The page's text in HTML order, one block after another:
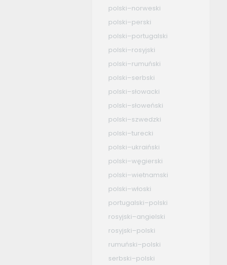
polski–norweski
polski–perski
polski–portugalski
polski–rosyjski
polski–rumuński
polski–serbski
polski–słowacki
polski–słoweński
polski–szwedzki
polski–turecki
polski–ukraiński
polski–węgierski
polski–wietnamski
polski–włoski
portugalski–polski
rosyjski–angielski
rosyjski–polski
rumuński–polski
serbski–polski